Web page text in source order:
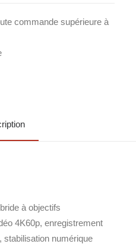
commande supérieure à
à objectifs
4K60p, enregistrement
stabilisation numérique